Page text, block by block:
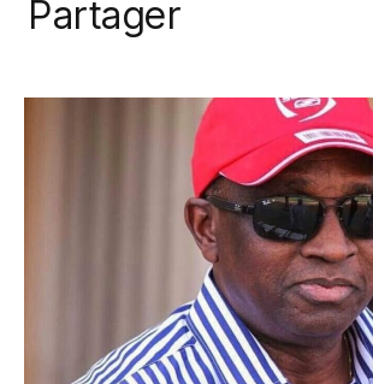
k
e
itt
er
s
p
p
e
n
g
er
Partager